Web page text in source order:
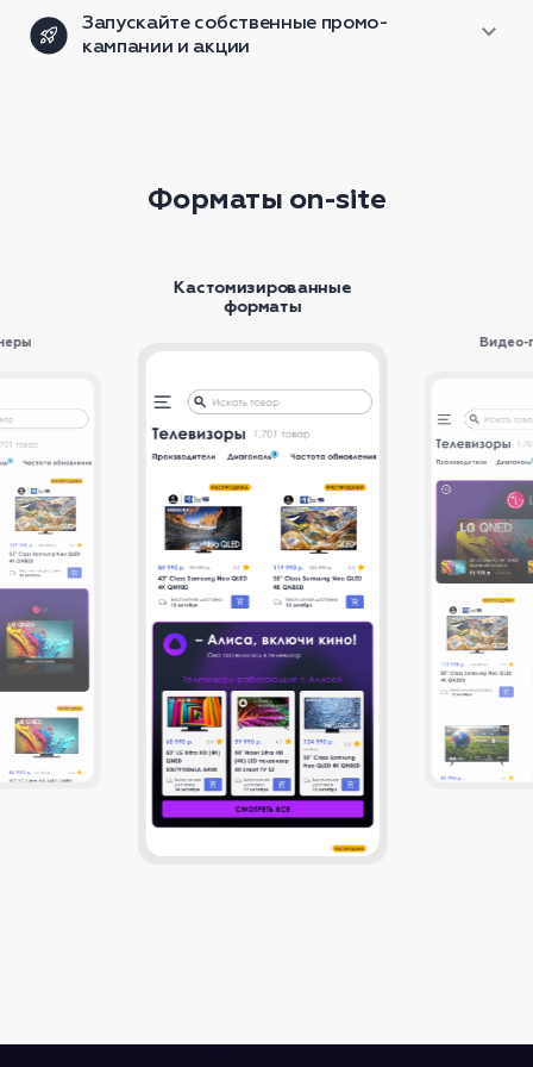
ограничиваясь выбором одного монетизатора.
Запускайте собственные промо-
кампании и акции
Форматы on-site
Кастомизированные
форматы
Видео-